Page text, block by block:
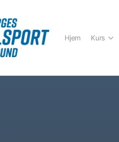
Hjem Kurs